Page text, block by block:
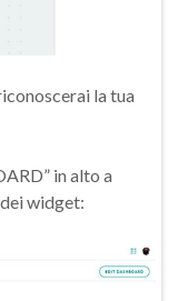
la tua
in alto a
widget: